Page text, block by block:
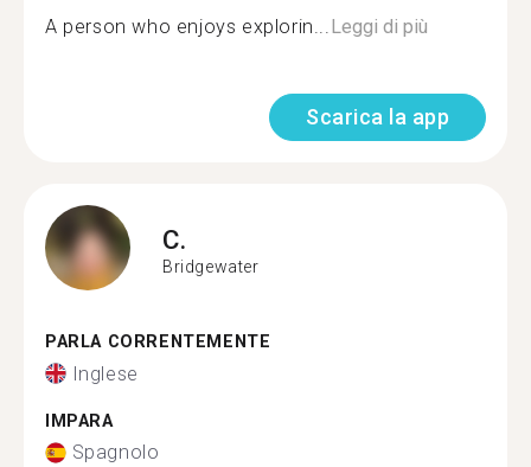
A person who enjoys explorin...Leggi di più
Scarica la app
C.
Bridgewater
PARLA CORRENTEMENTE
Inglese
IMPARA
Spagnolo